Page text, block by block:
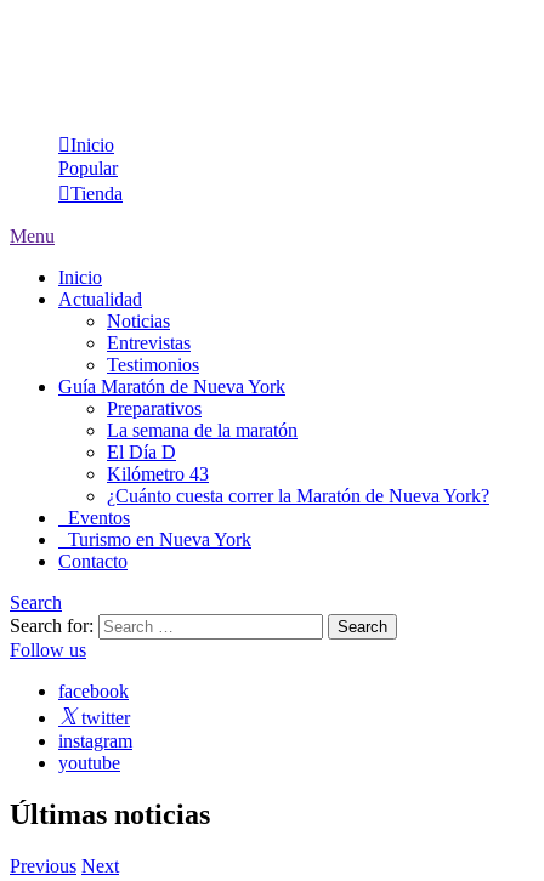
Inicio
Popular
Tienda
Menu
Inicio
Actualidad
Noticias
Entrevistas
Testimonios
Guía Maratón de Nueva York
Preparativos
La semana de la maratón
El Día D
Kilómetro 43
¿Cuánto cuesta correr la Maratón de Nueva York?
Eventos
Turismo en Nueva York
Contacto
Search
Search for:
Follow us
facebook
twitter
instagram
youtube
Últimas noticias
Previous Next